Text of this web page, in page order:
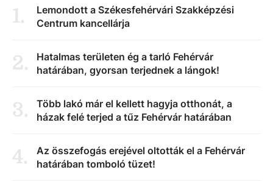
1.
Lemondott a Székesfehérvári Szakképzési
Centrum kancellárja
2.
Hatalmas területen ég a tarló Fehérvár
határában, gyorsan terjednek a lángok!
3.
Több lakó már el kellett hagyja otthonát, a
házak felé terjed a tűz Fehérvár határában
4.
Az összefogás erejével oltották el a Fehérvár
határában tomboló tüzet!